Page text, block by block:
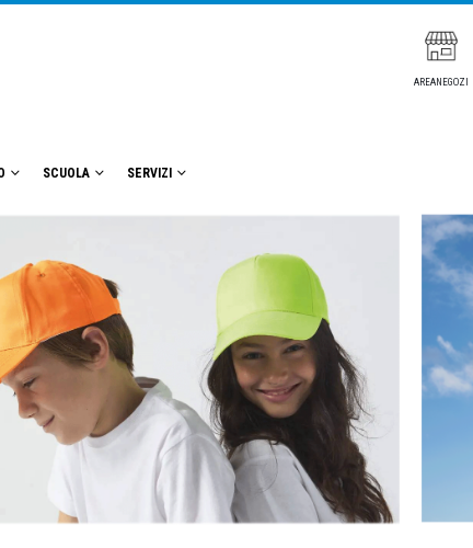
AREANEGOZI
SCUOLA SERVIZI